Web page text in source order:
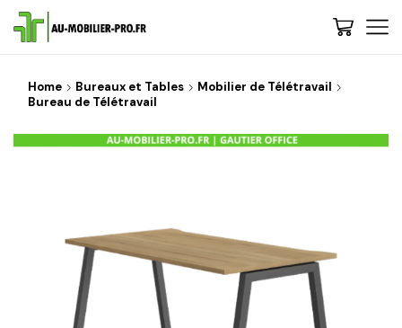
Home Bureaux et Tables
Mobilier de Télétravail
Bureau de Télétravail